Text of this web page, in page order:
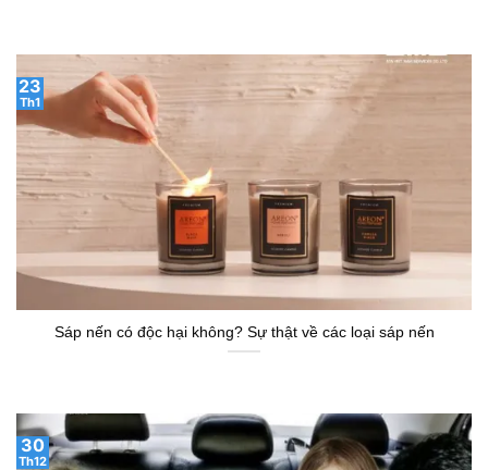
Sáp nến có độc hại không? Sự thật về các loại sáp nến
23
Th1
30
Th12